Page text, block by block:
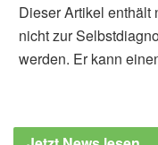
Women
Dieser Artikel
nicht zur
werden. Er kann